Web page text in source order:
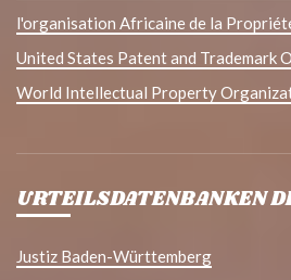
l'organisation Africaine de la
United States Patent and Trademark
World Intellectual Property
URTEILSDATENBANKEN
Justiz Baden-Württemberg